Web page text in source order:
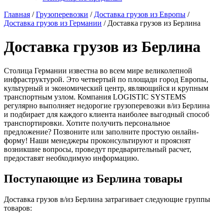
Главная /Грузоперевозки / Доставка грузов из Европы /
Доставка грузов из Германии / Доставка грузов из Берлина
Доставка грузов из Берлина
Столица Германии известна во всем мире великолепной
инфраструктурой. Это четвертый по площади город Европы,
культурный и экономический центр, являющийся и крупным
транспортным узлом. Компания LOGISTIC SYSTEMS
регулярно выполняет недорогие грузоперевозки в/из Берлина
и подбирает для каждого клиента наиболее выгодный способ
транспортировки. Хотите получить персональное
предложение? Позвоните или заполните простую онлайн-
форму! Наши менеджеры проконсультируют и прояснят
возникшие вопросы, проведут предварительный расчет,
предоставят необходимую информацию.
Поступающие из Берлина товары
Доставка грузов в/из Берлина затрагивает следующие группы
товаров: